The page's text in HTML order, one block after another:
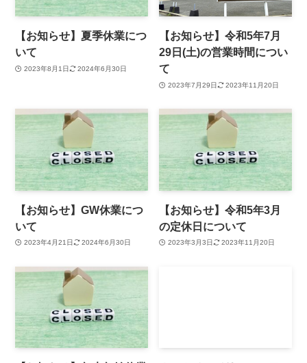
【お知らせ】夏季休業につ
いて
2023年8月1日 2024年6月30日
【お知らせ】令和5年7月
29日(土)の営業時間につい
て
2023年7月29日 2023年11月20日
【お知らせ】GW休業につ
いて
2023年4月21日 2024年6月30日
【お知らせ】令和5年3月
の定休日について
2023年3月3日 2023年11月20日